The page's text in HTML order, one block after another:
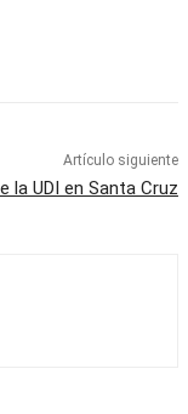
Artículo siguiente
la UDI en Santa Cruz